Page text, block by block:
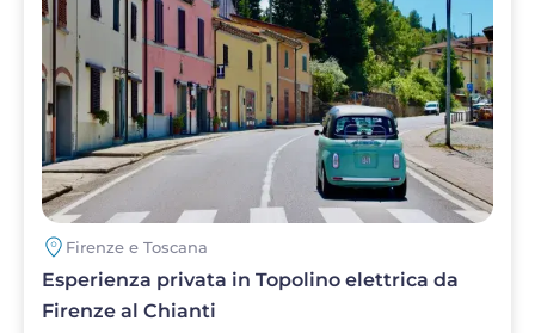
Firenze e Toscana
Esperienza privata in Topolino elettrica da
Firenze al Chianti